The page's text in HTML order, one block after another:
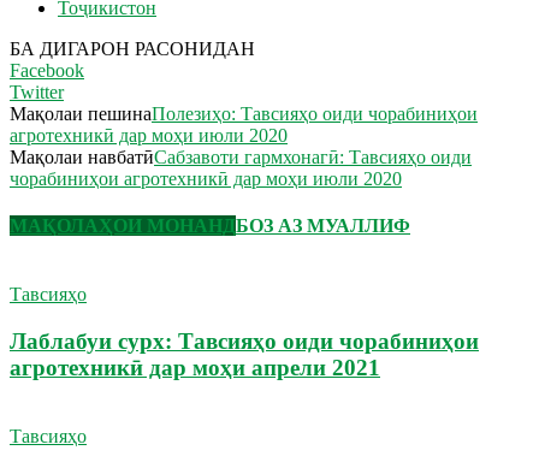
Тоҷикистон
БА ДИГАРОН РАСОНИДАН
Facebook
Twitter
Мақолаи пешинаПолезиҳо: Тавсияҳо оиди чорабиниҳои
агротехникӣ дар моҳи июли 2020
Мақолаи навбатӣСабзавоти гармхонагӣ: Тавсияҳо оиди
чорабиниҳои агротехникӣ дар моҳи июли 2020
МАҚОЛАҲОИ МОНАНДБОЗ АЗ МУАЛЛИФ
Тавсияҳо
Лаблабуи сурх: Тавсияҳо оиди чорабиниҳои
агротехникӣ дар моҳи апрели 2021
Тавсияҳо